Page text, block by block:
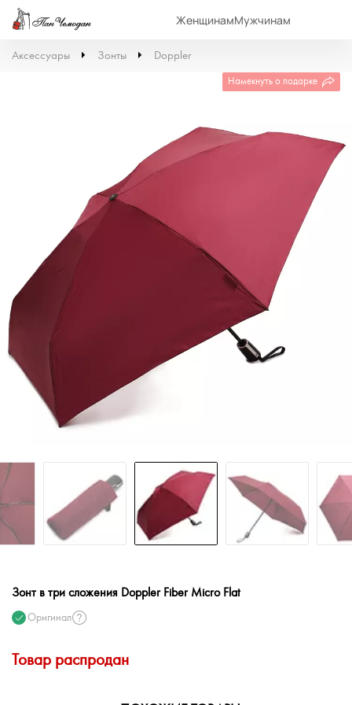
ЖенщинамМужчинам
Аксессуары Зонты Doppler
Намекнуть о подарке
Зонт в три сложения Doppler Fiber Micro Flat
Оригинал
Товар распродан